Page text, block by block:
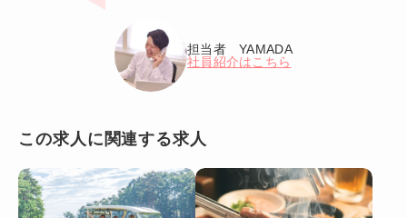
担当者 YAMADA
社員紹介はこちら
この求人に関連する求人